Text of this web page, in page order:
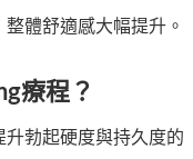
體舒適感大幅提升。
療程？
勃起硬度與持久度的